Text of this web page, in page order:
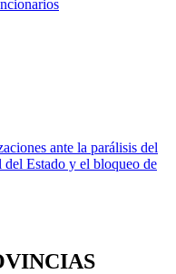
ante la parálisis del
Estado y el bloqueo de